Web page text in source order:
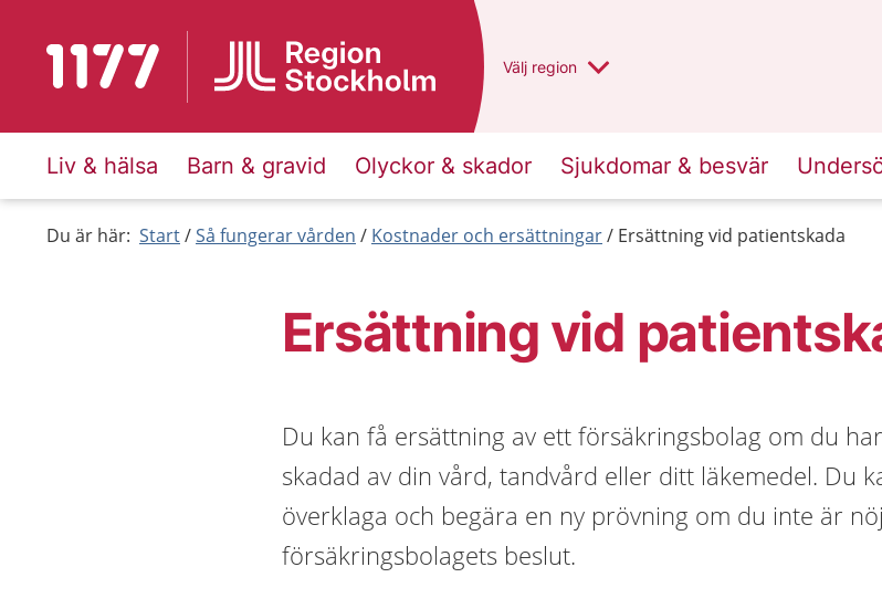
Till startsidan för 1177 Du har valt region
Välj en annan
region
Liv & hälsa Barn & gravid Olyckor & skador Sjukdomar & besvär
Du är här: Start Så fungerar vården Kostnader och ersättningar Ersättning vid patientskada
Ersättning vid
Du kan få ersättning av ett försäkringsbolag om du
skadad av din vård, tandvård eller ditt läkemedel. Du
överklaga och begära en ny prövning om du inte är
försäkringsbolagets beslut.